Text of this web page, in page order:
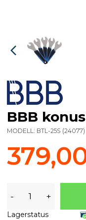
BBB
MODELL: BTL-25S (24077)
- +
Lagerstatus